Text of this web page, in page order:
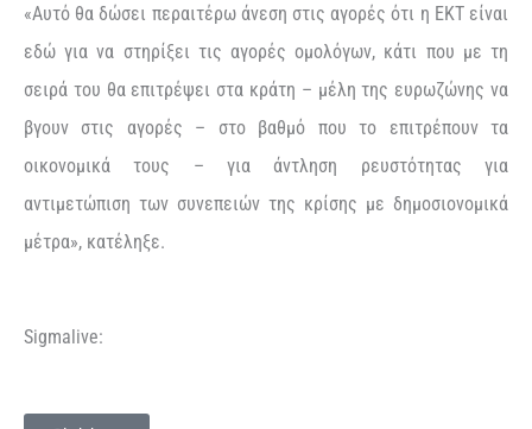
«Αυτό θα δώσει περαιτέρω άνεση στις αγορές ότι η ΕΚΤ είναι
εδώ για να στηρίξει τις αγορές ομολόγων, κάτι που με τη
σειρά του θα επιτρέψει στα κράτη – μέλη της ευρωζώνης να
βγουν στις αγορές – στο βαθμό που το επιτρέπουν τα
οικονομικά τους – για άντληση ρευστότητας για
αντιμετώπιση των συνεπειών της κρίσης με δημοσιονομικά
μέτρα», κατέληξε.
Sigmalive: